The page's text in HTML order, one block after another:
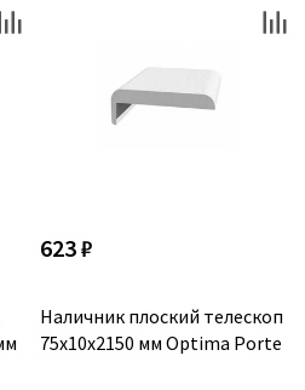
623 ₽
Наличник плоский телескоп
75x10x2150 мм Optima Porte